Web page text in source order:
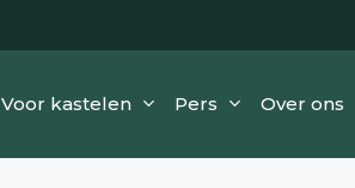
Voor kastelen Pers Over ons